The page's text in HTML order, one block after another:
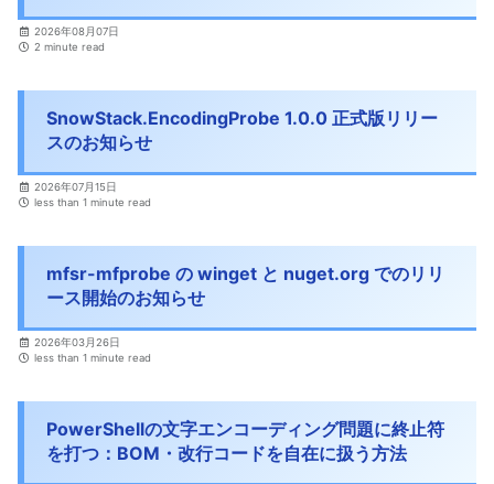
2026年08月07日
2 minute read
SnowStack.EncodingProbe 1.0.0 正式版リリー
スのお知らせ
2026年07月15日
less than 1 minute read
mfsr-mfprobe の winget と nuget.org でのリリ
ース開始のお知らせ
2026年03月26日
less than 1 minute read
PowerShellの文字エンコーディング問題に終止符
を打つ：BOM・改行コードを自在に扱う方法